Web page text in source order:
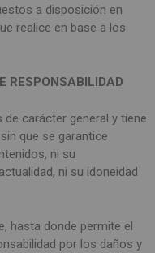
a disposición en
realice en base a los
RESPONSABILIDAD
carácter general y tiene
que se garantice
ni su
ni su idoneidad
hasta donde permite el
por los daños y